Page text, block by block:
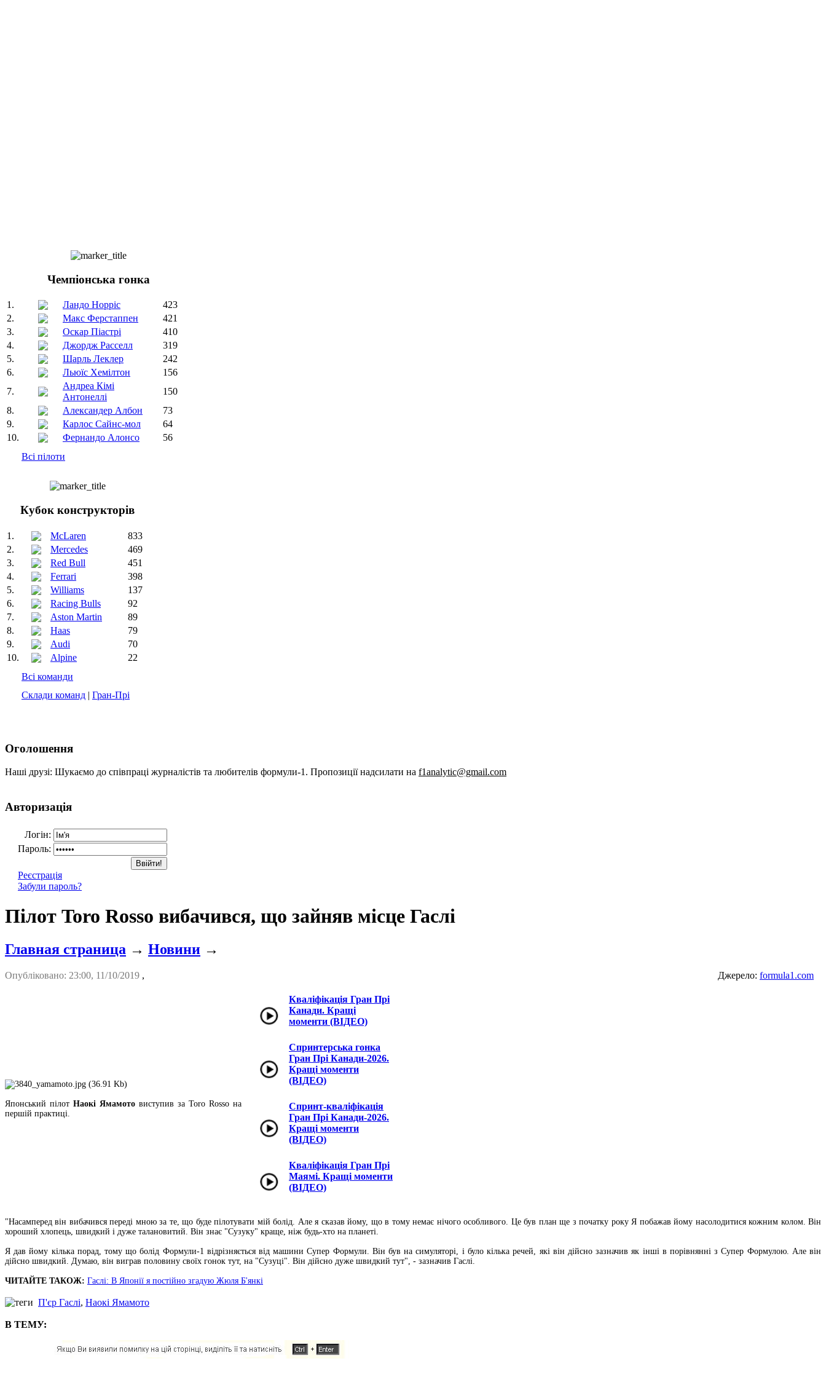
Чемпіонська гонка
1. Ландо Норріс
423
2.
Макс Ферстаппен
421
3.
Оскар Піастрі
410
4.
Джордж Расселл
319
5.
Шарль Леклер
242
6.
Льюїс Хемілтон
156
7.
Андреа Кімі
Антонеллі
150
8.
Александер Албон
73
9.
Карлос Сайнс-мол
64
10.
Фернандо Алонсо
56
Всі пілоти
Кубок конструкторів
1. McLaren
833
2.
Mercedes
469
3.
Red Bull
451
4.
Ferrari
398
5.
Williams
137
6.
Racing Bulls
92
7.
Aston Martin
89
8.
Haas
79
9.
Audi
70
10.
Alpine
22
Всі команди
Склади команд | Гран-Прі
Оголошення
Наші друзі: Шукаємо до співпраці журналістів та любителів формули-1. Пропозиції надсилати на f1analytic@gmail.com
Авторизація
Логін:
Пароль:
Реєстрація
Забули пароль?
Пілот Toro Rosso вибачився, що зайняв місце Гаслі
Главная страница → Новини →
Опубліковано: 23:00, 11/10/2019 , Джерело: formula1.com
Японський пілот Наокі Ямамото виступив за Toro Rosso на
першій практиці.
Кваліфікація Гран Прі
Канади. Кращі
моменти (ВІДЕО)
Спринтерська гонка
Гран Прі Канади-2026.
Кращі моменти
(ВІДЕО)
Спринт-кваліфікація
Гран Прі Канади-2026.
Кращі моменти
(ВІДЕО)
Кваліфікація Гран Прі
Маямі. Кращі моменти
(ВІДЕО)
"Насамперед він вибачився переді мною за те, що буде пілотувати мій болід. Але я сказав йому, що в тому немає нічого особливого. Це був план ще з початку року Я побажав йому насолодитися кожним колом. Він
хороший хлопець, швидкий і дуже талановитий. Він знає "Сузуку" краще, ніж будь-хто на планеті.
Я дав йому кілька порад, тому що болід Формули-1 відрізняється від машини Супер Формули. Він був на симуляторі, і було кілька речей, які він дійсно зазначив як інші в порівнянні з Супер Формулою. Але він
дійсно швидкий. Думаю, він виграв половину своїх гонок тут, на "Сузуці". Він дійсно дуже швидкий тут", - зазначив Гаслі.
ЧИТАЙТЕ ТАКОЖ: Гаслі: В Японії я постійно згадую Жюля Б'янкі
П'єр Гаслі, Наокі Ямамото
В ТЕМУ: